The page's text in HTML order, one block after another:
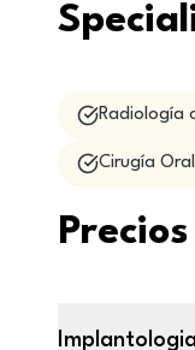
Radiología
Cirugía Oral